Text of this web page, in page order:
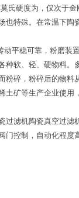
氏硬度为，仅次于
特殊。在常温下陶
平稳可靠，粉磨装
软、轻、硬物料。
碎，粉碎后的物料
矿等生产企业使用
滤机陶瓷真空过滤
控制，自动化程度